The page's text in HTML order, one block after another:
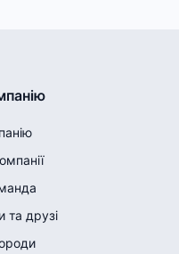
та друзі